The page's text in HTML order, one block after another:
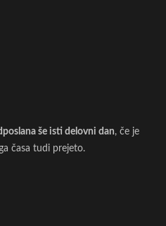
še isti delovni dan, če je
časa tudi prejeto.